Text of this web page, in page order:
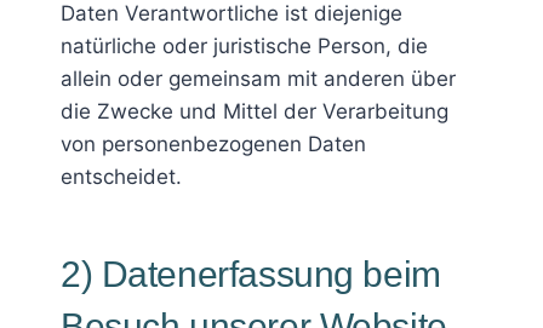
Daten Verantwortliche ist diejenige
natürliche oder juristische Person, die
allein oder gemeinsam mit anderen über
die Zwecke und Mittel der Verarbeitung
von personenbezogenen Daten
entscheidet.
2) Datenerfassung beim